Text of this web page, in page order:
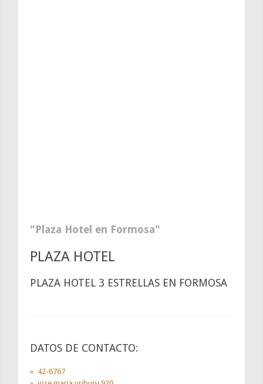
Plaza Hotel en Formosa
PLAZA HOTEL
PLAZA HOTEL 3 ESTRELLAS EN FORMOSA
DATOS DE CONTACTO:
42-6767